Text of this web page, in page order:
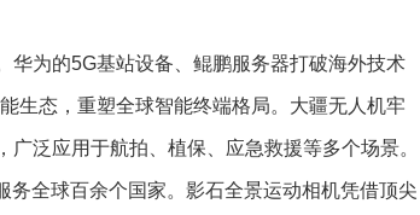
华为的5G基站设备、鲲鹏服务器打破海外技术
生态，重塑全球智能终端格局。大疆无人机牢
泛应用于航拍、植保、应急救援等多个场景。
全球百余个国家。影石全景运动相机凭借顶尖